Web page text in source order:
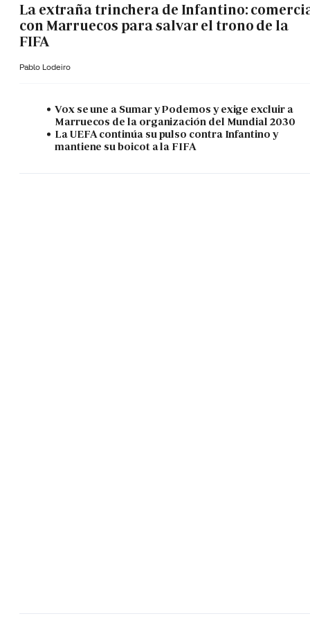
La extraña trinchera de Infantino:
con Marruecos para salvar el trono de la
FIFA
Pablo Lodeiro
Vox se une a Sumar y Podemos y exige excluir a
Marruecos de la organización del Mundial 2030
La UEFA continúa su pulso contra Infantino y
mantiene su boicot a la FIFA